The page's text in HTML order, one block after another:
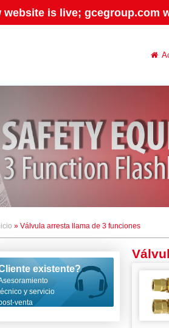
website is live; gcegroup.com
» Válvula arresta llama de 3 funciones
existente?
y servicio
venta